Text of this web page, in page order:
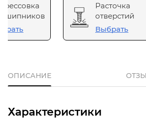
Расточка
отверстий
Выбрать
ОПИСАНИЕ
Характеристики